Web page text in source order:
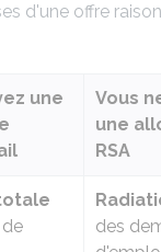
d'une offre
une
Vous
une
RSA
de
des